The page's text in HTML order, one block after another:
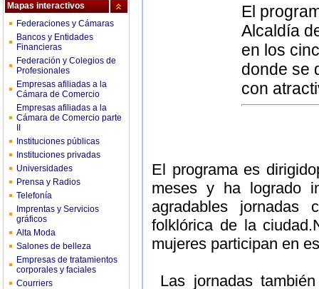
Mapas interactivos
Federaciones y Cámaras
Bancos y Entidades
Financieras
Federación y Colegios de
Profesionales
Empresas afiliadas a la
Cámara de Comercio
Empresas afiliadas a la
Cámara de Comercio parte
Instituciones públicas
Instituciones privadas
Universidades
Prensa y Radios
Telefonía
Imprentas y Servicios
gráficos
Alta Moda
Salones de belleza
Empresas de tratamientos
corporales y faciales
Courriers
El
Alcaldía
en los
donde se
con
El programa es
meses y ha logrado
agradables jornadas
folklórica de la
mujeres participan en
Las jornadas